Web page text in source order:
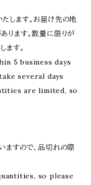
します。お届け先の地
ります。数量に限りが
ます。
5 business days
several days
are limited, so
ますので、品切れの際
so please